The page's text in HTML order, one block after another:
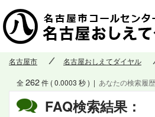
名古屋市 名古屋おしえてダイヤル
FAQ検索結果：
全262件 ( 0.0003 秒 ) | あなたの検索履